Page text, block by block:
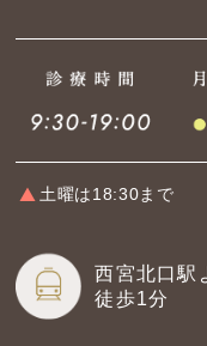
土曜は18:30まで
西宮北口駅
徒歩1分